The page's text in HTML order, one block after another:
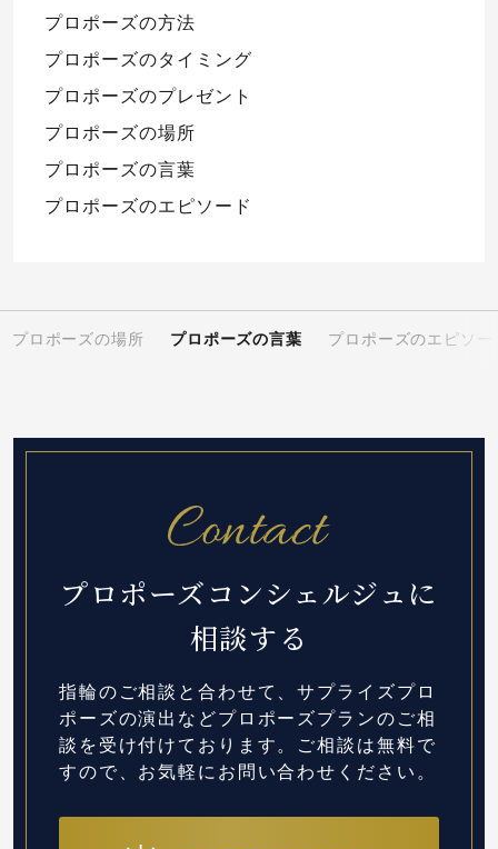
プロポーズの方法
プロポーズのタイミング
プロポーズのプレゼント
プロポーズの場所
プロポーズの言葉
プロポーズのエピソード
プロポーズの場所 プロポーズの言葉 プロポーズのエピソー
プロポーズコンシェルジュに
相談する
指輪のご相談と合わせて、サプライズプロ
ポーズの演出などプロポーズプランのご相
談を受け付けております。 ご相談は無料で
すので、お気軽にお問い合わせください。